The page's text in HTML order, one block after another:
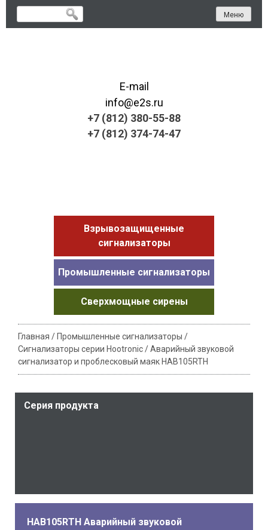
Skip
Меню
E-mail
info@e2s.ru
+7 (812) 380-55-88
+7 (812) 374-74-47
Взрывозащищенные
сигнализаторы
Промышленные сигнализаторы
Сверхмощные сирены
Главная / Промышленные сигнализаторы /
Сигнализаторы серии Hootronic/Аварийный звуковой
сигнализатор и проблесковый маяк HAB105RTH
Серия продукта
HAB105RTH Аварийный звуковой